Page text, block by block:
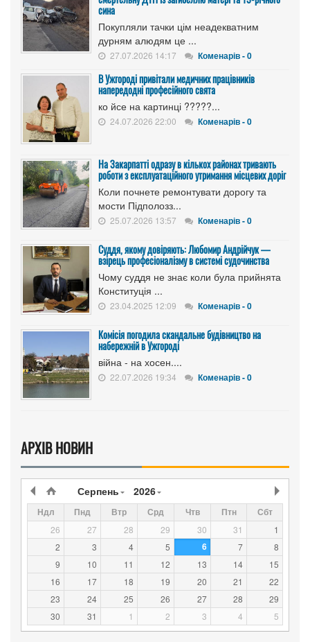
сина
Покупляли тачки цім неадекватним
дурням алюдям це ...
27.07.2026 14:17 Коменарів - 0
В Ужгороді привітали медичних працівників
напередодні професійного свята
ко йсе на картинці ?????...
24.07.2026 22:00 Коменарів - 0
На Закарпатті одразу в кількох районах тривають
роботи з експлуатаційного утримання місцевих доріг
Коли почнете ремонтувати дорогу та
мости Підполозз...
25.07.2026 13:57 Коменарів - 0
Суддя, якому довіряють: Любомир Андрійчук —
взірець професіоналізму в системі судочинства
Чому суддя не знає коли була прийнята
Конституція ...
23.04.2025 12:09 Коменарів - 0
Комісія погодила скандальне будівництво на
набережній в Ужгороді
війна - на хосен....
22.07.2026 19:34 Коменарів - 0
АРХІВ НОВИН
Серпень 2026
Ндл Пнд Втр Срд Чтв Птн Сбт
26 27 28 29 30 31
1
2
3 4 5 6 7
8
9
10 11 12 13 14
15
16
17 18 19 20 21
22
23
24 25 26 27 28
29
30
31 1 2 3 4 5